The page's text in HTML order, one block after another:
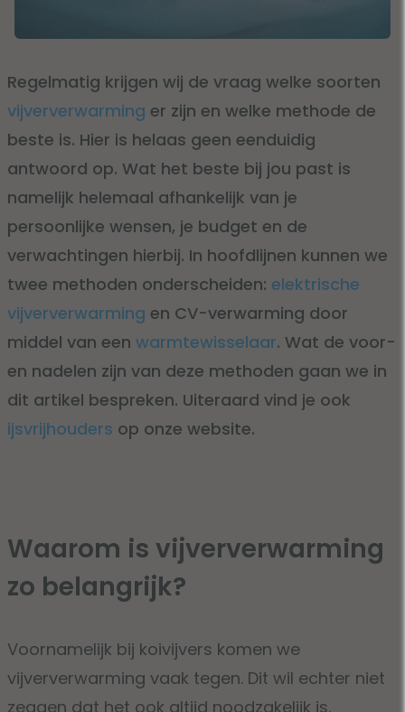
Regelmatig krijgen wij de vraag welke soorten
vijververwarming er zijn en welke methode de
beste is. Hier is helaas geen eenduidig
antwoord op. Wat het beste bij jou past is
namelijk helemaal afhankelijk van je
persoonlijke wensen, je budget en de
verwachtingen hierbij. In hoofdlijnen kunnen we
twee methoden onderscheiden: elektrische
vijververwarming en CV-verwarming door
middel van een warmtewisselaar. Wat de voor-
en nadelen zijn van deze methoden gaan we in
dit artikel bespreken. Uiteraard vind je ook
ijsvrijhouders op onze website.
Waarom is vijververwarming
zo belangrijk?
Voornamelijk bij koivijvers komen we
vijververwarming vaak tegen. Dit wil echter niet
zeggen dat het ook altijd noodzakelijk is.